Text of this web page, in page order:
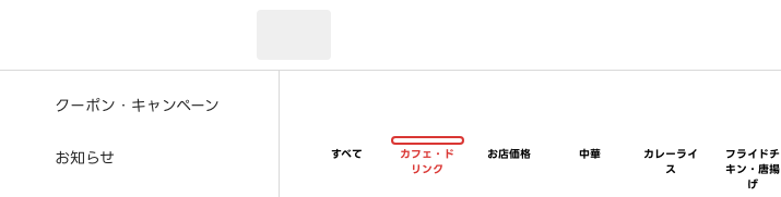
クーポン・キャンペーン
お知らせ すべて
カフェ・ド
リンク
お店価格 中華
カレーライ
ス
フライドチ
キン・唐揚
げ